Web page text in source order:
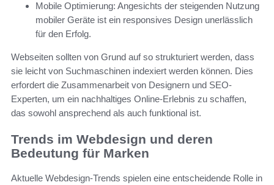
Mobile Optimierung: Angesichts der steigenden Nutzung
mobiler Geräte ist ein responsives Design unerlässlich
für den Erfolg.
Webseiten sollten von Grund auf so strukturiert werden, dass
sie leicht von Suchmaschinen indexiert werden können. Dies
erfordert die Zusammenarbeit von Designern und SEO-
Experten, um ein nachhaltiges Online-Erlebnis zu schaffen,
das sowohl ansprechend als auch funktional ist.
Trends im Webdesign und deren
Bedeutung für Marken
Aktuelle Webdesign-Trends spielen eine entscheidende Rolle in